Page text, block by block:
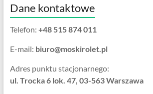
Dane kontaktowe
Telefon: +48 515 874 011
E-mail: biuro@moskirolet.pl
Adres punktu stacjonarnego:
ul. Trocka 6 lok. 47, 03-563 Warszawa